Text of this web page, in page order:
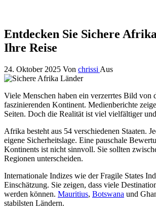
Entdecken Sie Sichere
Ihre Reise
24. Oktober 2025 Von chrissi Aus
Viele Menschen haben ein verzerrtes Bild von
faszinierenden Kontinent. Medienberichte
Seiten. Doch die Realität ist viel vielfältiger
Afrika besteht aus 54 verschiedenen Staaten.
eigene Sicherheitslage. Eine pauschale
Kontinents ist nicht sinnvoll. Sie sollten
Regionen unterscheiden.
Internationale Indizes wie der Fragile States
Einschätzung. Sie zeigen, dass viele
werden können. Mauritius, Botswana und
stabilsten Ländern.